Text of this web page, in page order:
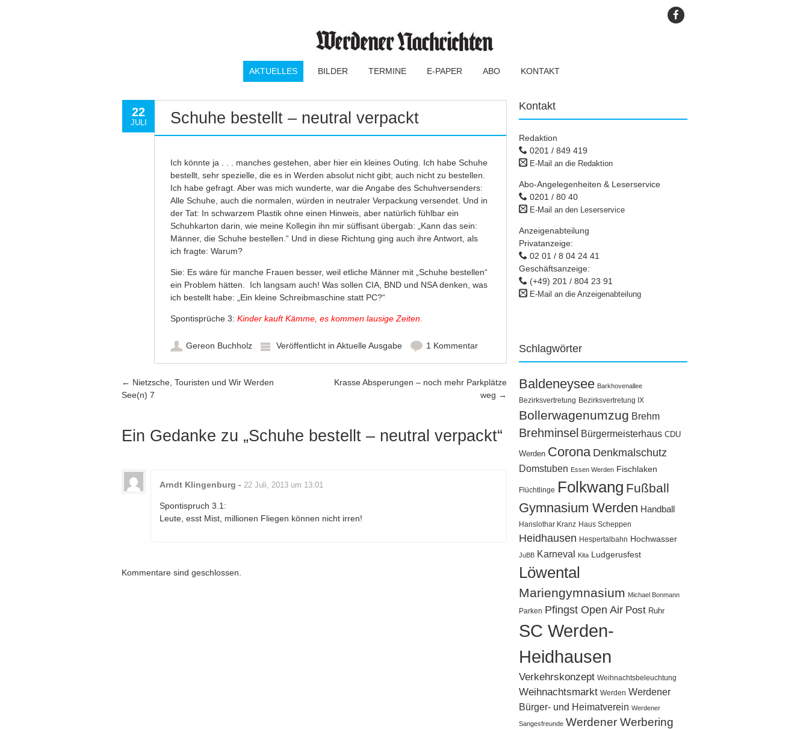
AKTUELLES BILDER TERMINE E-PAPER ABO KONTAKT
22
JULI Schuhe bestellt – neutral verpackt
Ich könnte ja . . . manches gestehen, aber hier ein kleines Outing. Ich habe Schuhe
bestellt, sehr spezielle, die es in Werden absolut nicht gibt; auch nicht zu bestellen.
Ich habe gefragt. Aber was mich wunderte, war die Angabe des Schuhversenders:
Alle Schuhe, auch die normalen, würden in neutraler Verpackung versendet. Und in
der Tat: In schwarzem Plastik ohne einen Hinweis, aber natürlich fühlbar ein
Schuhkarton darin, wie meine Kollegin ihn mir süffisant übergab: „Kann das sein:
Männer, die Schuhe bestellen.“ Und in diese Richtung ging auch ihre Antwort, als
ich fragte: Warum?
Sie: Es wäre für manche Frauen besser, weil etliche Männer mit „Schuhe bestellen“
ein Problem hätten. Ich langsam auch! Was sollen CIA, BND und NSA denken, was
ich bestellt habe: „Ein kleine Schreibmaschine statt PC?“
Spontisprüche 3: Kinder kauft Kämme, es kommen lausige Zeiten.
Gereon Buchholz Veröffentlicht in Aktuelle Ausgabe 1 Kommentar
Artikel-Navigation
← Nietzsche, Touristen und Wir Werden
See(n) 7
Krasse Absperungen – noch mehr Parkplätze
weg →
Ein Gedanke zu „Schuhe bestellt – neutral verpackt“
Arndt Klingenburg - 22 Juli, 2013 um 13:01
Spontispruch 3.1:
Leute, esst Mist, millionen Fliegen können nicht irren!
Kommentare sind geschlossen.
Kontakt
Redaktion
0201 / 849 419
E-Mail an die Redaktion
Abo-Angelegenheiten & Leserservice
0201 / 80 40
E-Mail an den Leserservice
Anzeigenabteilung
Privatanzeige:
02 01 / 8 04 24 41
Geschäftsanzeige:
(+49) 201 / 804 23 91
E-Mail an die Anzeigenabteilung
Schlagwörter
Baldeneysee Barkhovenallee
Bezirksvertretung Bezirksvertretung IX
Bollerwagenumzug Brehm
Brehminsel Bürgermeisterhaus CDU
Werden Corona Denkmalschutz
Domstuben Essen Werden Fischlaken
Flüchtlinge Folkwang Fußball
Gymnasium Werden Handball
Hanslothar Kranz Haus Scheppen
Heidhausen Hespertalbahn Hochwasser
JuBB Karneval Kita Ludgerusfest
Löwental
Mariengymnasium Michael Bonmann
Parken Pfingst Open Air Post Ruhr
SC Werden-
Heidhausen
Verkehrskonzept Weihnachtsbeleuchtung
Weihnachtsmarkt Werden Werdener
Bürger- und Heimatverein Werdener
Sangesfreunde Werdener Werbering